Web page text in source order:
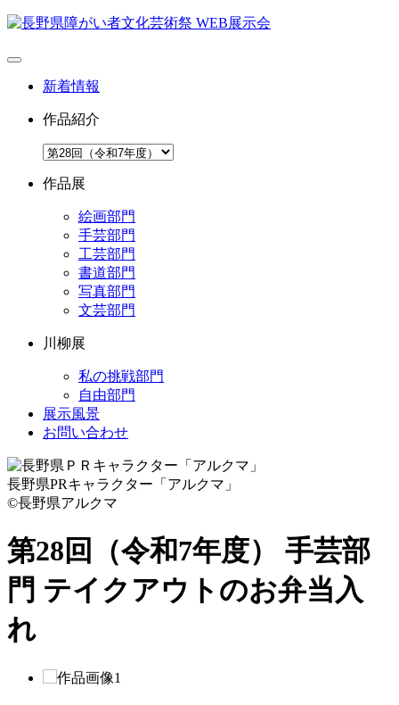
新着情報
作品紹介
作品展
絵画部門
手芸部門
工芸部門
書道部門
写真部門
文芸部門
川柳展
私の挑戦部門
自由部門
展示風景
お問い合わせ
長野県PRキャラクター「アルクマ」
©長野県アルクマ
第28回（令和7年度） 手芸部
門 テイクアウトのお弁当入
れ